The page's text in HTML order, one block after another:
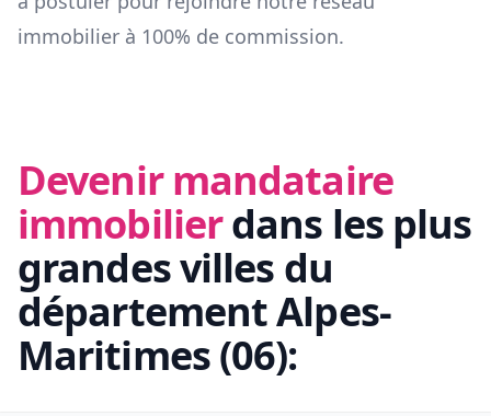
immobilier à 100% de commission.
Devenir mandataire
immobilierdans les plus
grandes villes du
départementAlpes-
Maritimes(06):